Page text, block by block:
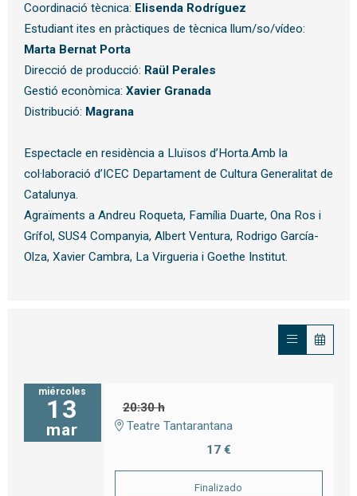
Coordinació tècnica: E lisenda Rodríguez
Estudiant ites en pràctiques de tècnica llum/so/vídeo:
Marta Bernat Porta
Direcció de producció: Raül Perales
Gestió econòmica: Xavier Granada
Distribució: Magrana
Espectacle en residència a Lluïsos d’Horta.Amb la
col·laboració d’ICEC Departament de Cultura Generalitat de
Catalunya.
Agraïments a Andreu Roqueta, Família Duarte, Ona Ros i
Grífol, SUS4 Companyia, Albert Ventura, Rodrigo García-
Olza, Xavier Cambra, La Virgueria i Goethe Institut.
miércoles
13
mar
20:30 h
Teatre Tantarantana
17 €
Finalizado